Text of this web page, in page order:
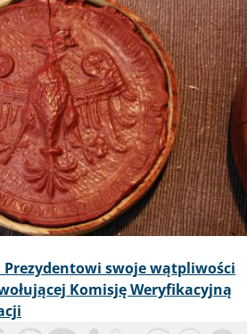
Prezydentowi swoje wątpliwości
Komisję Weryfikacyjną